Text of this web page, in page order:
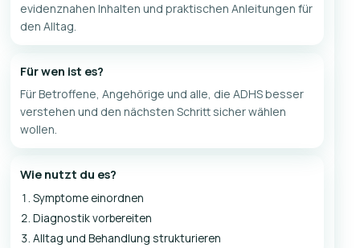
evidenznahen Inhalten und praktischen Anleitungen für
den Alltag.
Für wen ist es?
Für Betroffene, Angehörige und alle, die ADHS besser
verstehen und den nächsten Schritt sicher wählen
wollen.
Wie nutzt du es?
Symptome einordnen
Diagnostik vorbereiten
Alltag und Behandlung strukturieren